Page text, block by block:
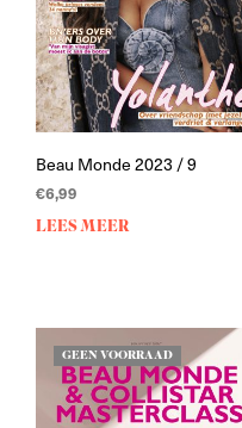
Beau Monde 2023 / 9
€6,99
LEES MEER
GEEN VOORRAAD